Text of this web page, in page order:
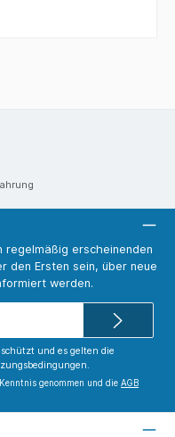
regelmäßig erscheinenden
den Ersten sein, über neue
werden.
und es gelten die
.
genommen und dieAGB